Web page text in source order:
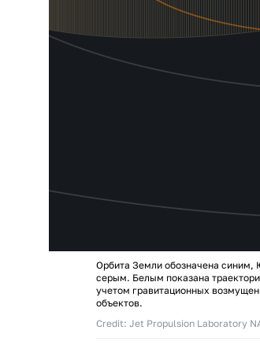
Орбита Земли обозначена синим,
серым. Белым показана
учетом гравитационных
объектов.
Credit: Jet Propulsion Laboratory